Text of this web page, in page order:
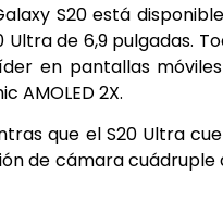
S20 está
Ultra de 6,9 pulgadas.
en pantallas
AMOLED 2X.
que el S20 Ultra
de cámara cuádruple